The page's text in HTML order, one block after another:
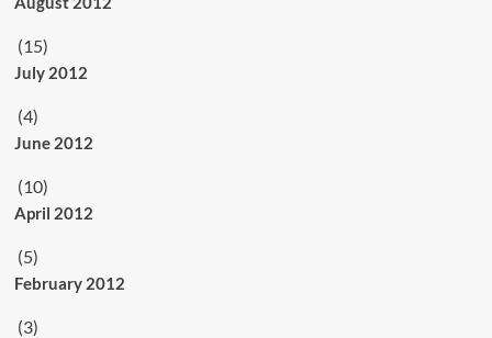
(15)
July 2012
(4)
June 2012
(10)
April 2012
(5)
February 2012
(3)